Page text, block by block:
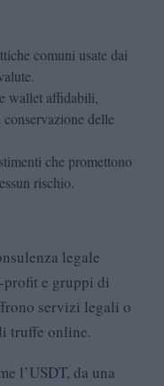
comuni usate dai
wallet affidabili,
delle
che promettono
rischio.
legale
e gruppi di
servizi legali o
truffe online.
l’USDT, da una